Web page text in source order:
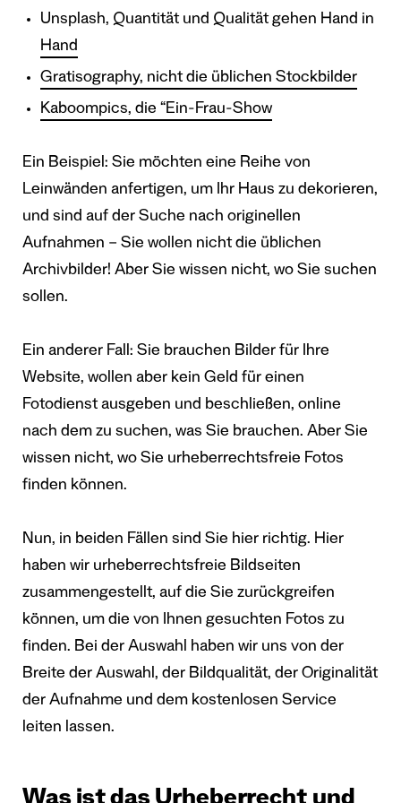
Unsplash, Quantität und Qualität gehen Hand in
Hand
Gratisography, nicht die üblichen Stockbilder
Kaboompics, die “Ein-Frau-Show
Ein Beispiel: Sie möchten eine Reihe von
Leinwänden anfertigen, um Ihr Haus zu dekorieren,
und sind auf der Suche nach originellen
Aufnahmen – Sie wollen nicht die üblichen
Archivbilder! Aber Sie wissen nicht, wo Sie suchen
sollen.
Ein anderer Fall: Sie brauchen Bilder für Ihre
Website, wollen aber kein Geld für einen
Fotodienst ausgeben und beschließen, online
nach dem zu suchen, was Sie brauchen. Aber Sie
wissen nicht, wo Sie urheberrechtsfreie Fotos
finden können.
Nun, in beiden Fällen sind Sie hier richtig. Hier
haben wir urheberrechtsfreie Bildseiten
zusammengestellt, auf die Sie zurückgreifen
können, um die von Ihnen gesuchten Fotos zu
finden. Bei der Auswahl haben wir uns von der
Breite der Auswahl, der Bildqualität, der Originalität
der Aufnahme und dem kostenlosen Service
leiten lassen.